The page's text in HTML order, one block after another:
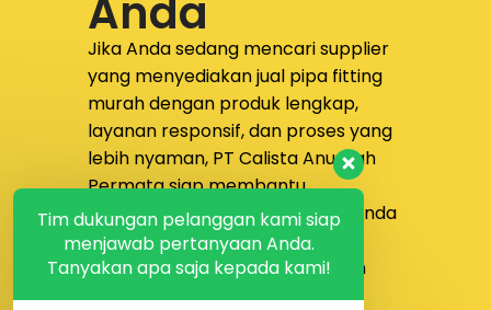
ukuran flange, pressure
class, tipe permukaan
flange, media fluida,
temperatur operasi, serta
material winding dan filler
yang dibutuhkan.
Anda
Jika Anda sedang mencari supplier
yang menyediakanjual pipa fitting
murah dengan produk lengkap,
layanan responsif, dan proses yang
lebih nyaman, PT Calista Anugrah
Permatasiap membantu.
Sampaikan kebutuhan proyek Anda
kepada tim kami untuk
mendapatkan solusi pengadaan
yang lebih tepat dan efisien.
Tim dukungan pelanggan kami siap
menjawab pertanyaan Anda.
Tanyakan apa saja kepada kami!